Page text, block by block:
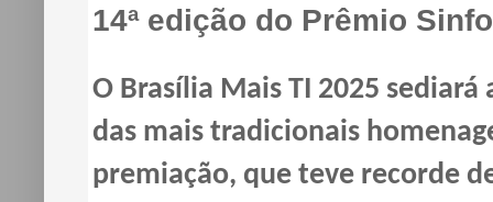
14ª edição do Prêmio
O Brasília Mais TI 2025
das mais tradicionais
premiação, que teve recorde